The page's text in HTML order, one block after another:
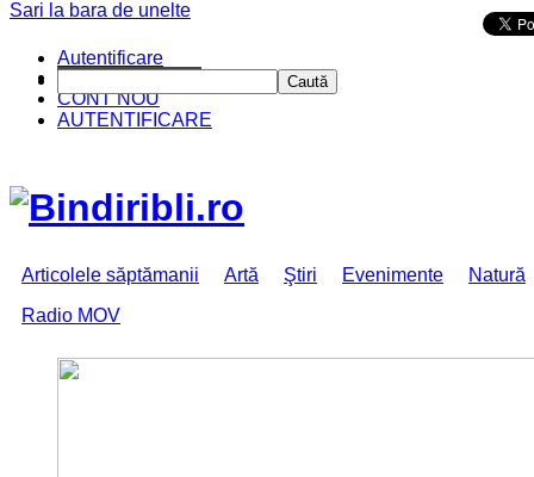
CINE SUNTEM?
CONT NOU
AUTENTIFICARE
Articolele săptămanii Artă Ştiri Evenimente
Natură
Radio MOV
Sari la bara de unelte
Autentificare
Caută